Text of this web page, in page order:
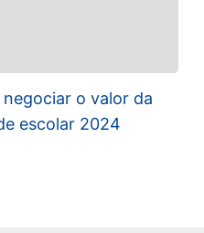
negociar o valor da
escolar 2024